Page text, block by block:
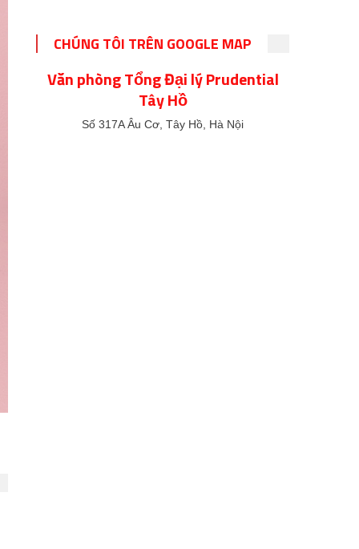
CHÚNG TÔI TRÊN GOOGLE MAP
Văn phòng Tổng Đại lý Prudential
Tây Hồ
Số 317A Âu Cơ, Tây Hồ, Hà Nội